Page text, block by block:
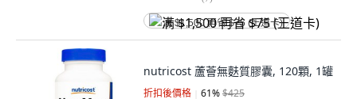
满 $1,500 再省 $75 (王道卡)
nutricost 蘆薈無麩質膠囊, 120顆, 1罐
折扣後價格 61%$425